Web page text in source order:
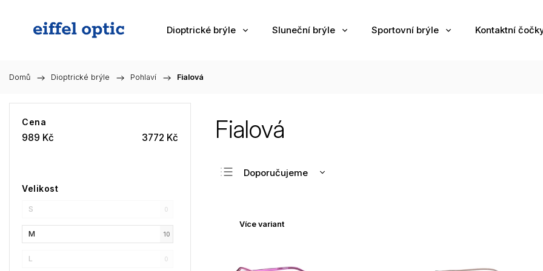
Dioptrické brýle Sluneční brýle Sportovní brýle Kontaktní
Domů / Dioptrické brýle / Pohlaví / Fialová
Cena
989 Kč 3772 Kč
Velikost
S 0
M 10
L 0
Fialová
Doporučujeme
Nejprodávanější
Více variant